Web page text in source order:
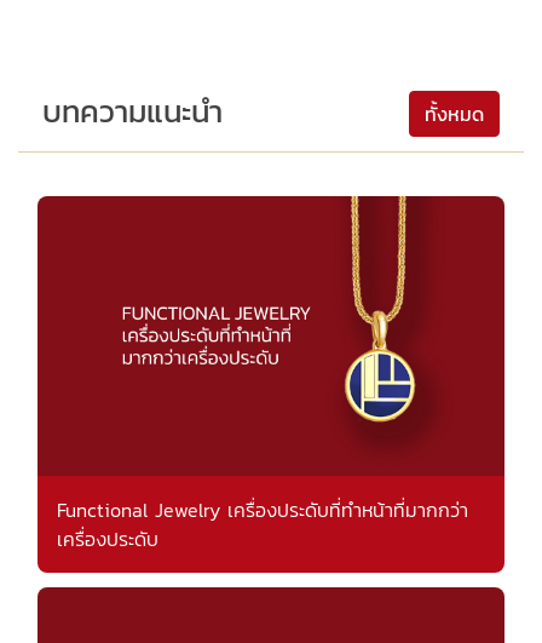
บทความแนะนำ ทั้งหมด
Functional Jewelry เครื่องประดับที่ทำหน้าที่มากกว่า
เครื่องประดับ